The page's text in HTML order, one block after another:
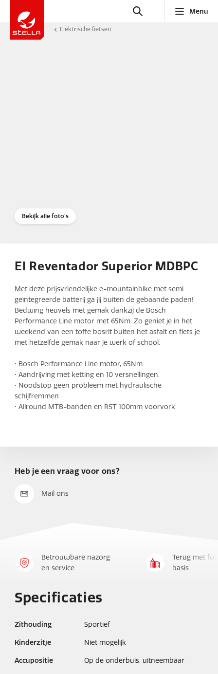
Menu
Elektrische fietsen
Bekijk alle foto's
El Reventador Superior MDBPC
Met deze prijsvriendelijke e-mountainbike met semi
geïntegreerde batterij ga jij buiten de gebaande paden!
Bedwing heuvels met gemak dankzij de Bosch
Performance Line motor met 65Nm. Zo geniet je in het
weekend van een toffe bosrit buiten het asfalt en fiets je
met hetzelfde gemak naar je werk of school.
• Bosch Performance Line motor, 65Nm
• Aandrijving met ketting en 10 versnellingen.
• Noodstop geen probleem met hydraulische
schijfremmen
• Allround MTB-banden en RST 100mm voorvork
Heb je een vraag voor ons?
Mail ons
Betrouwbare nazorg
en service
Terug met
basis
Specificaties
Zithouding Sportief
Kinderzitje Niet mogelijk
Accupositie Op de onderbuis, uitneembaar